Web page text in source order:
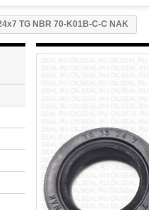
TG NBR 70-K01B-C-C NAK